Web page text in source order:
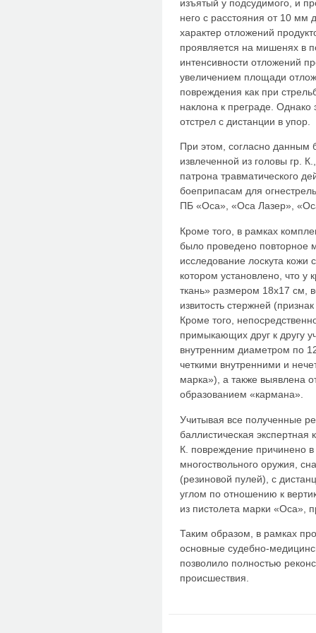
изъятый у подсудимого, и
него с расстояния от 10 мм
характер отложений
проявляется на мишенях в
интенсивности отложений
увеличением площади
повреждения как при
наклона к преграде.
отстрел с дистанции в упор.
При этом, согласно данным
извлеченной из головы гр.
патрона травматического
боеприпасам для
ПБ «Оса», «Оса Лазер»,
Кроме того, в рамках
было проведено повторное
исследование лоскута кожи
котором установлено, что у
ткань» размером 18x17 см,
извитость стержней
Кроме того,
примыкающих друг к другу
внутренним диаметром по
четкими внутренними и
марка»), а также выявлена
образованием «кармана».
Учитывая все полученные
баллистическая
К. повреждение причинено в
многоствольного оружия,
(резиновой пулей), с
углом по отношению к
из пистолета марки «Оса»,
Таким образом, в рамках
основные судебно-
позволило полностью
происшествия.